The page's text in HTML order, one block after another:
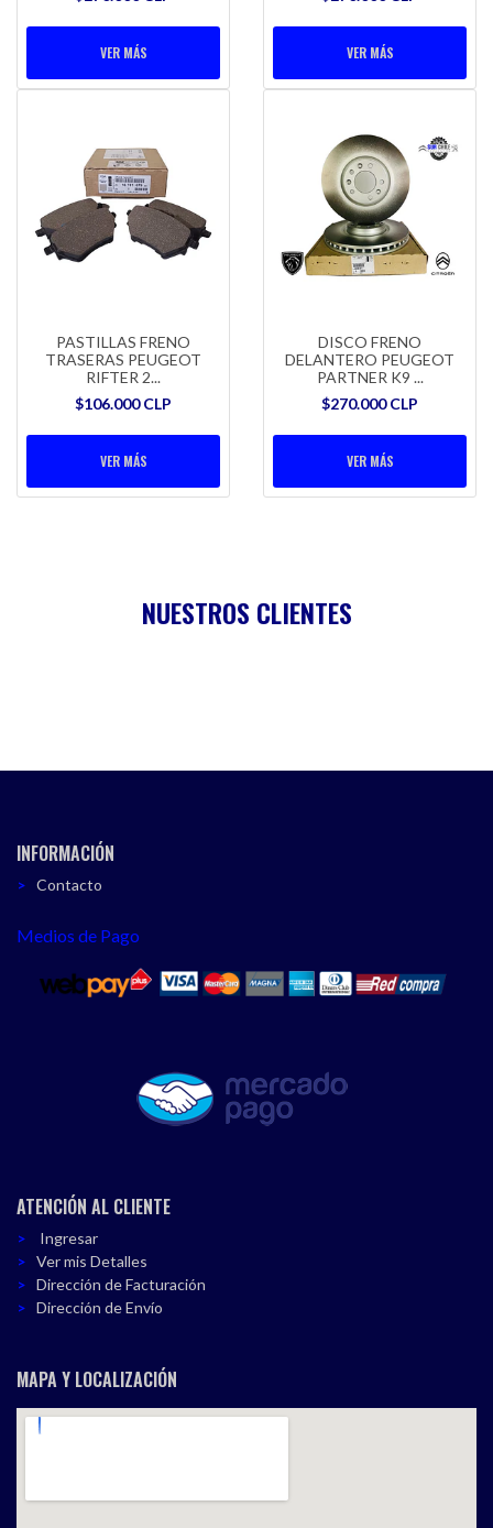
VER MÁS VER MÁS
PASTILLAS FRENO
TRASERAS PEUGEOT
RIFTER 2...
$106.000 CLP
VER MÁS
DISCO FRENO
DELANTERO PEUGEOT
PARTNER K9 ...
$270.000 CLP
VER MÁS
NUESTROS CLIENTES
INFORMACIÓN
Contacto
Medios de Pago
ATENCIÓN AL CLIENTE
Ingresar
Ver mis Detalles
Dirección de Facturación
Dirección de Envío
MAPA Y LOCALIZACIÓN